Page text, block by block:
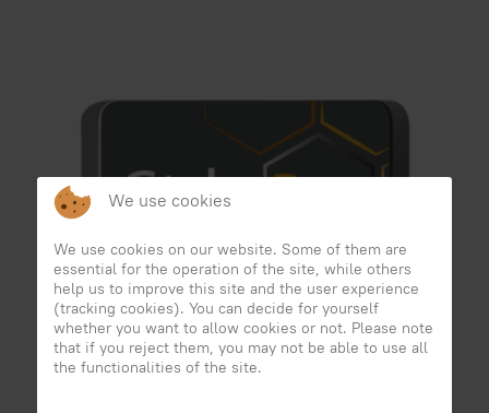
We use cookies
We use cookies on our website. Some of them are
essential for the operation of the site, while others
help us to improve this site and the user experience
(tracking cookies). You can decide for yourself
whether you want to allow cookies or not. Please note
that if you reject them, you may not be able to use all
the functionalities of the site.